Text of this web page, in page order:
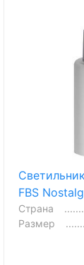
Светильник
FBS
Страна
Размер